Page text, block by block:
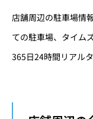
店舗周辺の駐車場情
ての駐車場、タイム
365日24時間リアル